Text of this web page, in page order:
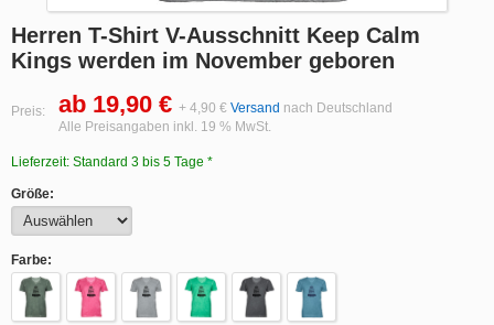
Herren T-Shirt V-Ausschnitt Keep Calm
Kings werden im November geboren
Preis: ab 19,90 € + 4,90 € Versand nach Deutschland
Alle Preisangaben inkl. 19 % MwSt.
Lieferzeit: Standard 3 bis 5 Tage *
Größe:
Farbe: